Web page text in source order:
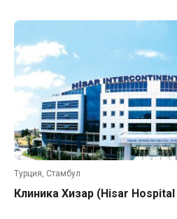
Турция, Стамбул
Клиника Хизар (Hisar